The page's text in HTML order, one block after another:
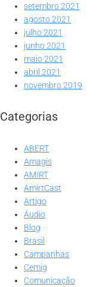
setembro 2021
agosto 2021
julho 2021
junho 2021
maio 2021
abril 2021
novembro 2019
Categorias
ABERT
Amagis
AMIRT
AmirtCast
Artigo
Áudio
Blog
Brasil
Campanhas
Cemig
Comunicação